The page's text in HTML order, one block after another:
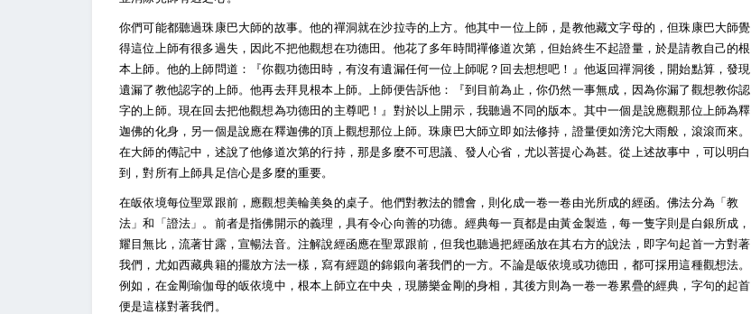
你們可能都聽過珠康巴大師的故事。他的禪洞就在沙拉寺的上方。他其中一位上師，是教他藏文字母的，但珠康巴大師覺
得這位上師有很多過失，因此不把他觀想在功德田。他花了多年時間禪修道次第，但始終生不起證量，於是請教自己的根
本上師。他的上師問道：『你觀功德田時，有沒有遺漏任何一位上師呢？回去想想吧！』他返回禪洞後，開始點算，發現
遺漏了教他認字的上師。他再去拜見根本上師。上師便告訴他：『到目前為止，你仍然一事無成，因為你漏了觀想教你認
字的上師。現在回去把他觀想為功德田的主尊吧！』對於以上開示，我聽過不同的版本。其中一個是說應觀那位上師為釋
迦佛的化身，另一個是說應在釋迦佛的頂上觀想那位上師。珠康巴大師立即如法修持，證量便如滂沱大雨般，滾滾而來。
在大師的傳記中，述說了他修道次第的行持，那是多麼不可思議、發人心省，尤以菩提心為甚。從上述故事中，可以明白
到，對所有上師具足信心是多麼的重要。
在皈依境每位聖眾跟前，應觀想美輪美奐的桌子。他們對教法的體會，則化成一卷一卷由光所成的經函。佛法分為「教
法」和「證法」。前者是指佛開示的義理，具有令心向善的功德。經典每一頁都是由黃金製造，每一隻字則是白銀所成，
耀目無比，流著甘露，宣暢法音。注解說經函應在聖眾跟前，但我也聽過把經函放在其右方的說法，即字句起首一方對著
我們，尤如西藏典籍的擺放方法一樣，寫有經題的錦鍛向著我們的一方。不論是皈依境或功德田，都可採用這種觀想法。
例如，在金剛瑜伽母的皈依境中，根本上師立在中央，現勝樂金剛的身相，其後方則為一卷一卷累疊的經典，字句的起首
便是這樣對著我們。